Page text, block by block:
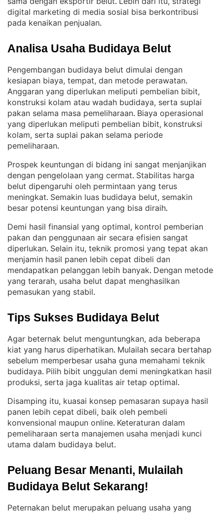
digital marketing di media sosial bisa berkontribusi
pada kenaikan penjualan.
Analisa Usaha Budidaya Belut
Pengembangan budidaya belut dimulai dengan
kesiapan biaya, tempat, dan metode perawatan
Anggaran yang diperlukan meliputi pembelian bibit,
konstruksi kolam atau wadah budidaya, serta suplai
pakan selama masa pemeliharaan. Biaya operasional
yang diperlukan meliputi pembelian bibit, konstruksi
kolam, serta suplai pakan selama periode
pemeliharaan.
Prospek keuntungan di bidang ini sangat menjanjikan
dengan pengelolaan yang cermat. Stabilitas harga
belut dipengaruhi oleh permintaan yang terus
meningkat. Semakin luas budidaya belut, semakin
besar potensi keuntungan yang bisa diraih.
Demi hasil finansial yang optimal, kontrol pemberian
pakan dan penggunaan air secara efisien sangat
diperlukan. Selain itu, teknik promosi yang tepat akan
menjamin hasil panen lebih cepat dibeli dan
mendapatkan pelanggan lebih banyak. Dengan metode
yang terarah, usaha belut dapat menghasilkan
pemasukan yang stabil.
Tips Sukses Budidaya Belut
Agar beternak belut menguntungkan, ada beberapa
kiat yang harus diperhatikan. Mulailah secara bertahap
sebelum memperbesar usaha guna memahami teknik
budidaya. Pilih bibit unggulan demi meningkatkan hasil
produksi, serta jaga kualitas air tetap optimal.
Disamping itu, kuasai konsep pemasaran supaya hasil
panen lebih cepat dibeli, baik oleh pembeli
konvensional maupun online. Keteraturan dalam
pemeliharaan serta manajemen usaha menjadi kunci
utama dalam budidaya belut.
Peluang Besar Menanti, Mulailah
Budidaya Belut Sekarang!
Peternakan belut merupakan peluang usaha yang